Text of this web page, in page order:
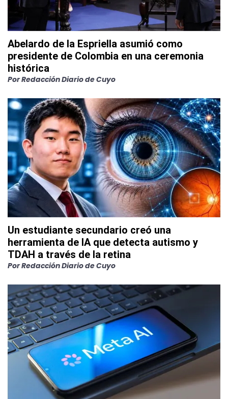
Abelardo de la Espriella asumió como
presidente de Colombia en una ceremonia
histórica
PorRedacción Diario de Cuyo
Un estudiante secundario creó una
herramienta de IA que detecta autismo y
TDAH a través de la retina
PorRedacción Diario de Cuyo